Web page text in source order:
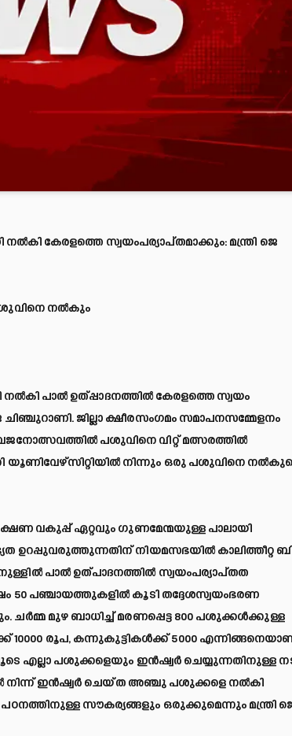
കേരളത്തെ സ്വയംപര്യാപ്തമാക്കും: മന്ത്രി ജെ
നല്‍കും
പാല്‍ ഉത്പ്പാദനത്തില്‍ കേരളത്തെ സ്വയം
ജില്ലാ ക്ഷീരസംഗമം സമാപനസമ്മേളനം
പശുവിനെ വിറ്റ് മത്സരത്തില്‍
യൂണിവേഴ്‌സിറ്റിയില്‍ നിന്നും ഒരു പശുവിനെ
വകുപ്പ് ഏറ്റവും ഗുണമേന്മയുള്ള പാലായി
ഉറപ്പുവരുത്തുന്നതിന് നിയമസഭയില്‍ കാലിത്തീറ്റ
പാല്‍ ഉത്പാദനത്തില്‍ സ്വയംപര്യാപ്തത
പഞ്ചായത്തുകളില്‍ കൂടി തദ്ദേശസ്വയംഭരണ
ചര്‍മ്മ മുഴ ബാധിച്ച് മരണപ്പെട്ട 800 പശുക്കള്‍ക്കുള്ള
രൂപ, കന്നുകുട്ടികള്‍ക്ക് 5000
എല്ലാ പശുക്കളെയും ഇന്‍ഷ്വര്‍ ചെയ്യുന്നതിനുള്ള
നിന്ന് ഇന്‍ഷ്വര്‍ ചെയ്ത അഞ്ചു പശുക്കളെ നല്‍കി
സൗകര്യങ്ങളും ഒരുക്കുമെന്നും മന്ത്രി